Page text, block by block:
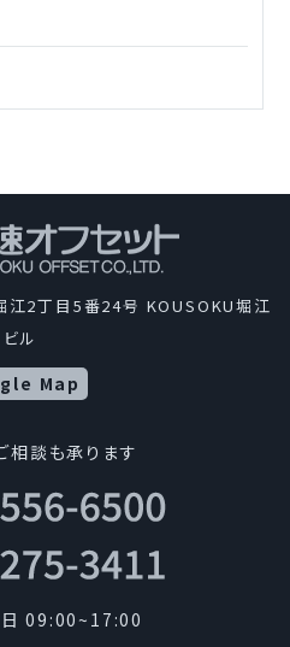
2丁目5番24号 KOUSOKU堀江
ビル
Map
相談も承ります
日 09:00~17:00